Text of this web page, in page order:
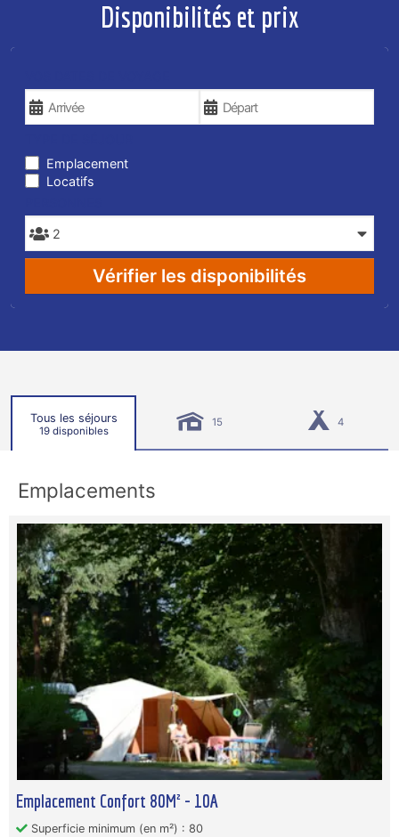
Disponibilités et prix
Emplacement
Locatifs
Vérifier les disponibilités
Tous les séjours
19 disponibles
15 4
Emplacements
Emplacement Confort 80M² - 10A
Superficie minimum (en m²) : 80